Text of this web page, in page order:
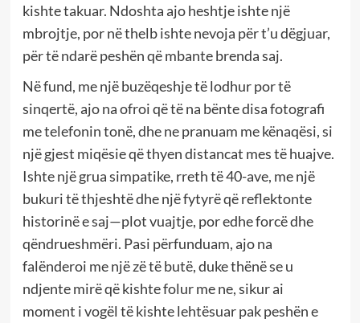
kishte takuar. Ndoshta ajo heshtje ishte një
mbrojtje, por në thelb ishte nevoja për t’u dëgjuar,
për të ndarë peshën që mbante brenda saj.
Në fund, me një buzëqeshje të lodhur por të
sinqertë, ajo na ofroi që të na bënte disa fotografi
me telefonin tonë, dhe ne pranuam me kënaqësi, si
një gjest miqësie që thyen distancat mes të huajve.
Ishte një grua simpatike, rreth të 40-ave, me një
bukuri të thjeshtë dhe një fytyrë që reflektonte
historinë e saj—plot vuajtje, por edhe forcë dhe
qëndrueshmëri. Pasi përfunduam, ajo na
falënderoi me një zë të butë, duke thënë se u
ndjente mirë që kishte folur me ne, sikur ai
moment i vogël të kishte lehtësuar pak peshën e